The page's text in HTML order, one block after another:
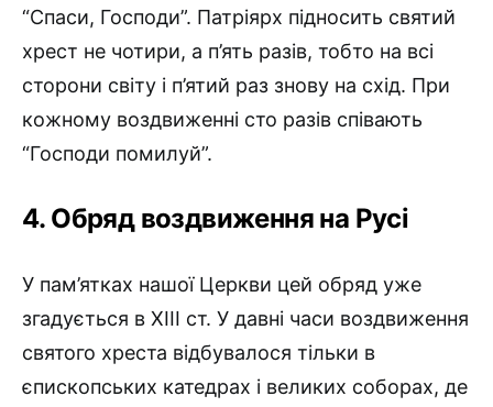
“Спаси, Господи”. Патріярх підносить святий
хрест не чотири, а п’ять разів, тобто на всі
сторони світу і п’ятий раз знову на схід. При
кожному воздвиженні сто разів співають
“Господи помилуй”.
4. Обряд воздвиження на Русі
У пам’ятках нашої Церкви цей обряд уже
згадується в XIII ст. У давні часи воздвиження
святого хреста відбувалося тільки в
єпископських катедрах і великих соборах, де